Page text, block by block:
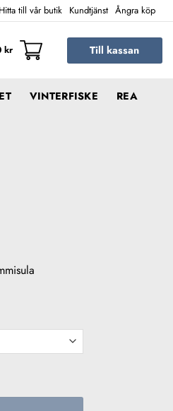
Hitta till vår butik Kundtjänst Ångra köp
kr Till kassan
VINTERFISKE REA